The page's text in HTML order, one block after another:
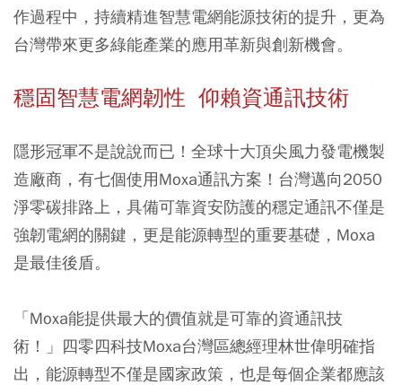
作過程中，持續精進智慧電網能源技術的提升，更為
台灣帶來更多綠能產業的應用革新與創新機會。
穩固智慧電網韌性 仰賴資通訊技術
隱形冠軍不是說說而已！全球十大頂尖風力發電機製
造廠商，有七個使用Moxa通訊方案！台灣邁向2050
淨零碳排路上，具備可靠資安防護的穩定通訊不僅是
強韌電網的關鍵，更是能源轉型的重要基礎，Moxa
是最佳後盾。
「Moxa能提供最大的價值就是可靠的資通訊技
術！」四零四科技Moxa台灣區總經理林世偉明確指
出，能源轉型不僅是國家政策，也是每個企業都應該